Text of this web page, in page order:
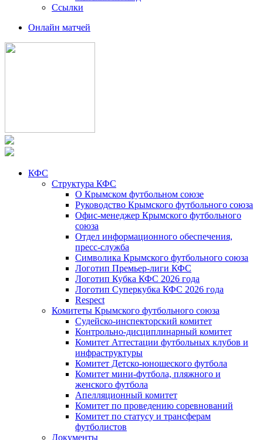
Ссылки
Онлайн матчей
КФС
Структура КФС
О Крымском футбольном союзе
Руководство Крымского футбольного союза
Офис-менеджер Крымского футбольного
союза
Отдел информационного обеспечения,
пресс-служба
Символика Крымского футбольного союза
Логотип Премьер-лиги КФС
Логотип Кубка КФС 2026 года
Логотип Суперкубка КФС 2026 года
Respect
Комитеты Крымского футбольного союза
Судейско-инспекторский комитет
Контрольно-дисциплинарный комитет
Комитет Аттестации футбольных клубов и
инфраструктуры
Комитет Детско-юношеского футбола
Комитет мини-футбола, пляжного и
женского футбола
Апелляционный комитет
Комитет по проведению соревнований
Комитет по статусу и трансферам
футболистов
Документы